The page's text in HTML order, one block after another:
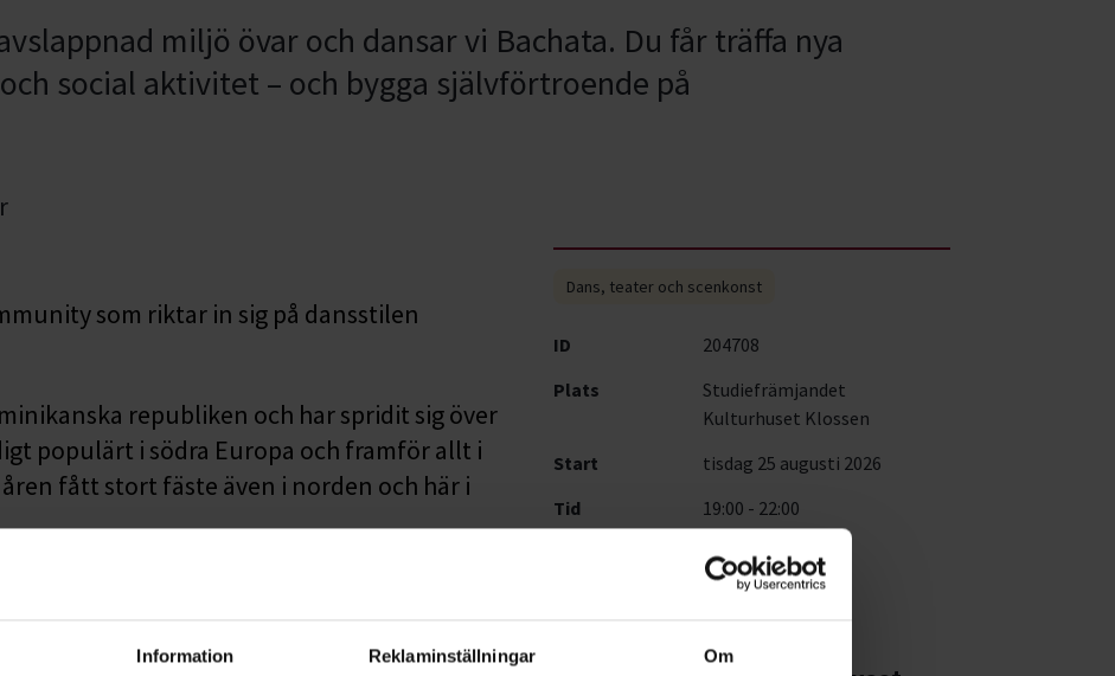
Information Reklaminställningar Om
miljö övar och dansar vi Bachata. Du får träffa nya
social aktivitet – och bygga självförtroende på
som riktar in sig på dansstilen
republiken och har spridit sig över
populärt i södra Europa och framför allt i
fått stort fäste även i norden och här i
hålls i första hand workshops på olika
par, medan man i vissa fall kan anmäla sig och
Dans, teater och scenkonst
ID
204708
Plats
Studiefrämjandet
Kulturhuset Klossen
Start
tisdag 25 augusti 2026
Tid
19:00 - 22:00
Gratis
av 99